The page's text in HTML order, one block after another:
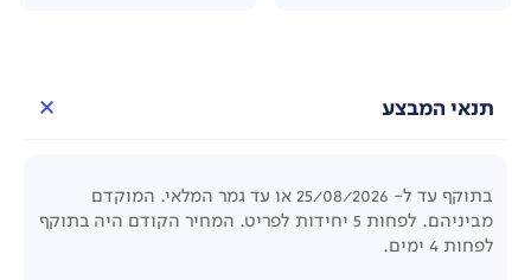
תנאי המבצע
בתוקף עד ל- 25/08/2026 או עד גמר המלאי. המוקדם
מביניהם. לפחות 5 יחידות לפריט. המחיר הקודם היה בתוקף
לפחות 4 ימים.